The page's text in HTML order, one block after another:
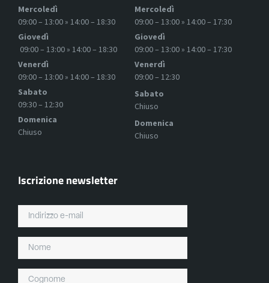
Mercoledì
09:00 – 13:00 » 14:00 – 18:30
Giovedì
09:00 – 13:00 » 14:00 – 18:30
Venerdì
09:00 – 13:00 » 14:00 – 18:30
Sabato
09:30 – 12:30
Domenica
Chiuso
Mercoledì
09:00 – 13:00 » 14:00 – 17:30
Giovedì
09:00 – 13:00 » 14:00 – 17:30
Venerdì
09:00 – 12:30
Sabato
Chiuso
Domenica
Chiuso
Iscrizione newsletter